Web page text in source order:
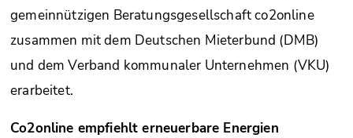
gemeinnützigen Beratungsgesellschaft co2online
zusammen mit dem Deutschen Mieterbund (DMB)
und dem Verband kommunaler Unternehmen (VKU)
erarbeitet.
Co2online empfiehlt erneuerbare Energien